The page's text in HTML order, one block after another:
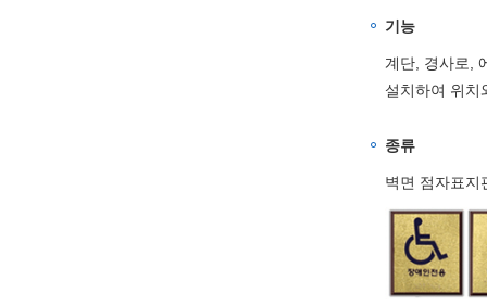
기능
계단, 경사로,
설치하여 위치
종류
벽면 점자표지